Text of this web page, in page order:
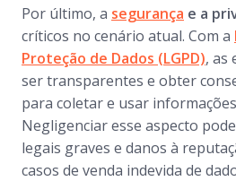
Por último, a segurança e a
críticos no cenário atual. Com a
Proteção de Dados (LGPD), as
ser transparentes e obter
para coletar e usar
Negligenciar esse aspecto
legais graves e danos à
casos de venda indevida de